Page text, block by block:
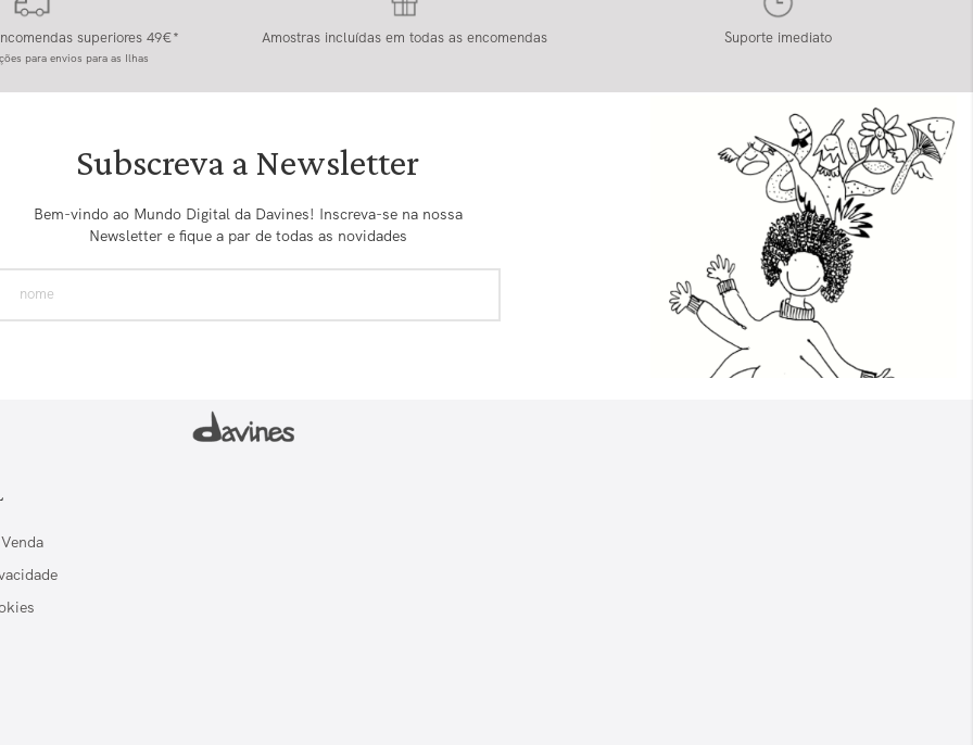
superiores 49€*
para envios para as Ilhas
Amostras incluídas em todas as encomendas Suporte imediato
Subscreva a Newsletter
Bem-vindo ao Mundo Digital da Davines! Inscreva-se na nossa
Newsletter e fique a par de todas as novidades